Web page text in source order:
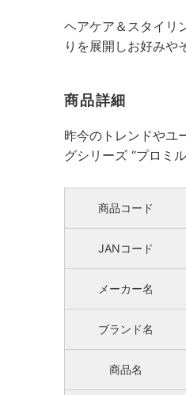
ヘアケア＆スタイリ
りを展開しお好みや
商品詳細
昨今のトレンドやユ
グシリーズ “プロミ
商品コード
JANコード
メーカー名
ブランド名
商品名